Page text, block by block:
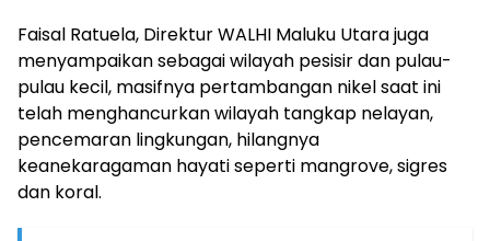
Faisal Ratuela, Direktur WALHI Maluku Utara juga
menyampaikan sebagai wilayah pesisir dan pulau-
pulau kecil, masifnya pertambangan nikel saat ini
telah menghancurkan wilayah tangkap nelayan,
pencemaran lingkungan, hilangnya
keanekaragaman hayati seperti mangrove, sigres
dan koral.